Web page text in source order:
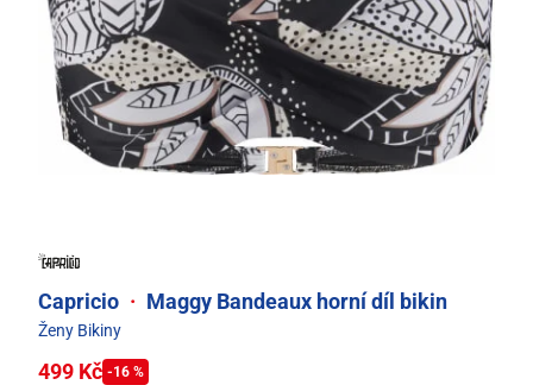
Capricio · Maggy Bandeaux horní díl bikin
Ženy Bikiny
499 Kč -16 %